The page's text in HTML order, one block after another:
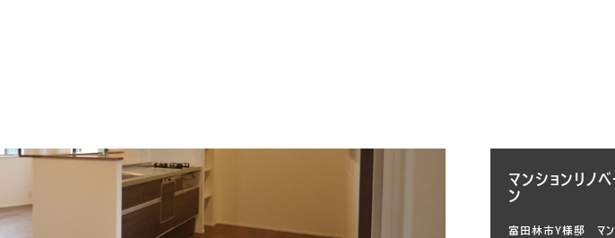
マンションリノ
ン
富田林市Y様邸 マン